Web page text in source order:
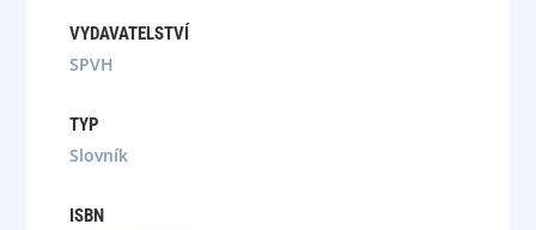
VYDAVATELSTVÍ
SPVH
TYP
Slovník
ISBN